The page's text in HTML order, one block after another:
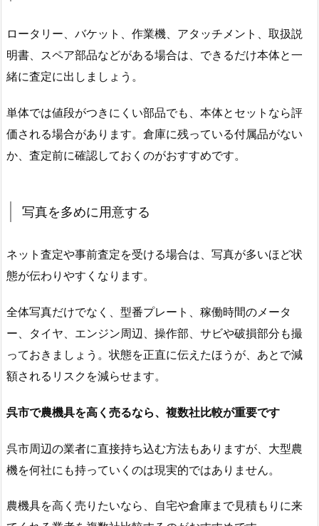
ロータリー、バケット、作業機、アタッチメント、取扱説
明書、スペア部品などがある場合は、できるだけ本体と一
緒に査定に出しましょう。
単体では値段がつきにくい部品でも、本体とセットなら評
価される場合があります。倉庫に残っている付属品がない
か、査定前に確認しておくのがおすすめです。
写真を多めに用意する
ネット査定や事前査定を受ける場合は、写真が多いほど状
態が伝わりやすくなります。
全体写真だけでなく、型番プレート、稼働時間のメータ
ー、タイヤ、エンジン周辺、操作部、サビや破損部分も撮
っておきましょう。状態を正直に伝えたほうが、あとで減
額されるリスクを減らせます。
呉市で農機具を高く売るなら、複数社比較が重要です
呉市周辺の業者に直接持ち込む方法もありますが、大型農
機を何社にも持っていくのは現実的ではありません。
農機具を高く売りたいなら、自宅や倉庫まで見積もりに来